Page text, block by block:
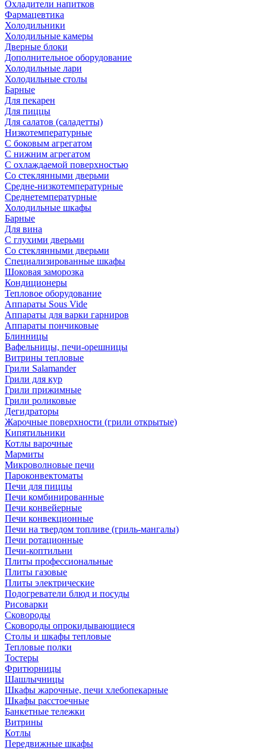
Охладители напитков
Фармацевтика
Холодильники
Холодильные камеры
Дверные блоки
Дополнительное оборудование
Холодильные лари
Холодильные столы
Барные
Для пекарен
Для пиццы
Для салатов (саладетты)
Низкотемпературные
С боковым агрегатом
С нижним агрегатом
С охлаждаемой поверхностью
Со стеклянными дверьми
Средне-низкотемпературные
Среднетемпературные
Холодильные шкафы
Барные
Для вина
С глухими дверьми
Со стеклянными дверьми
Специализированные шкафы
Шоковая заморозка
Кондиционеры
Тепловое оборудование
Аппараты Sous Vide
Аппараты для варки гарниров
Аппараты пончиковые
Блинницы
Вафельницы, печи-орешницы
Витрины тепловые
Грили Salamander
Грили для кур
Грили прижимные
Грили роликовые
Дегидраторы
Жарочные поверхности (грили открытые)
Кипятильники
Котлы варочные
Мармиты
Микроволновые печи
Пароконвектоматы
Печи для пиццы
Печи комбинированные
Печи конвейерные
Печи конвекционные
Печи на твердом топливе (гриль-мангалы)
Печи ротационные
Печи-коптильни
Плиты профессиональные
Плиты газовые
Плиты электрические
Подогреватели блюд и посуды
Рисоварки
Сковороды
Сковороды опрокидывающиеся
Столы и шкафы тепловые
Тепловые полки
Тостеры
Фритюрницы
Шашлычницы
Шкафы жарочные, печи хлебопекарные
Шкафы расстоечные
Банкетные тележки
Витрины
Котлы
Передвижные шкафы